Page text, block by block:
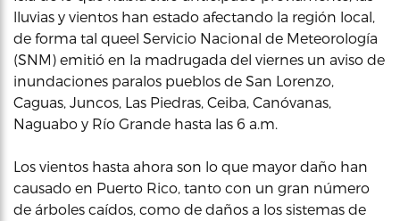
lluvias y vientos han estado afectando la región local,
de forma tal queel Servicio Nacional de Meteorología
(SNM) emitió en la madrugada del viernes un aviso de
inundaciones paralos pueblos de San Lorenzo,
Caguas, Juncos, Las Piedras, Ceiba, Canóvanas,
Naguabo y Río Grande hasta las 6 a.m.
Los vientos hasta ahora son lo que mayor daño han
causado en Puerto Rico, tanto con un gran número
de árboles caídos, como de daños a los sistemas de